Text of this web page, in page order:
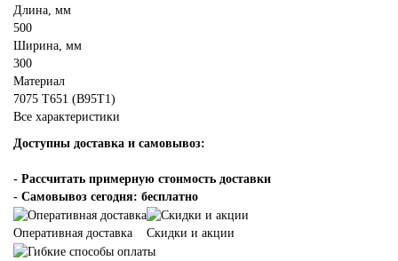
Длина, мм
500
Ширина, мм
300
Материал
7075 Т651 (В95Т1)
Все характеристики
Доступны доставка и самовывоз:
- Рассчитать примерную стоимость доставки
- Самовывоз сегодня: бесплатно
Оперативная доставка Скидки и акции